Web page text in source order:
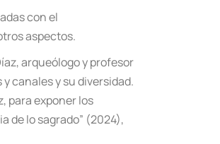
con el
aspectos.
íaz, arqueólogo y profesor
canales y su diversidad.
para exponer los
de lo sagrado” (2024),